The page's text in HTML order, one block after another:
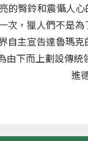
的臀鈴和震懾人
次，獵人們不是
自主宣告達魯瑪
由下而上劃設傳
進